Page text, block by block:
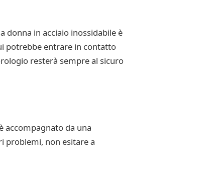
donna in acciaio inossidabile è
potrebbe entrare in contatto
resterà sempre al sicuro
accompagnato da una
problemi, non esitare a